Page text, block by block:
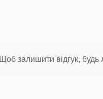
Щоб залишити відгук, будь